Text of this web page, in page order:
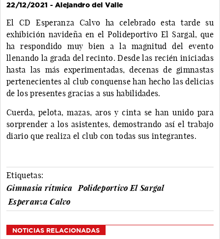
22/12/2021 - Alejandro del Valle
El CD Esperanza Calvo ha celebrado esta tarde su
exhibición navideña en el Polideportivo El Sargal, que
ha respondido muy bien a la magnitud del evento
llenando la grada del recinto. Desde las recién iniciadas
hasta las más experimentadas, decenas de gimnastas
pertenecientes al club conquense han hecho las delicias
de los presentes gracias a sus habilidades.
Cuerda, pelota, mazas, aros y cinta se han unido para
sorprender a los asistentes, demostrando así el trabajo
diario que realiza el club con todas sus integrantes.
Etiquetas:
Gimnasia rítmica
Polideportivo El Sargal
Esperanza Calvo
NOTICIAS RELACIONADAS